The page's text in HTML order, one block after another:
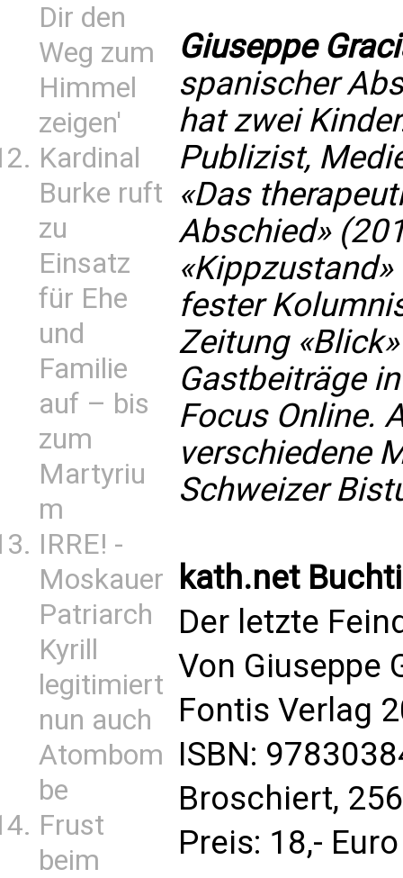
Dir den
Weg zum
Himmel
zeigen'
Kardinal
Burke ruft
zu
Einsatz
für Ehe
und
Familie
auf – bis
zum
Martyriu
m
IRRE! -
Moskauer
Patriarch
Kyrill
legitimiert
nun auch
Atombom
be
Frust
beim
Giuseppe
spanischer
hat zwei
Publizist,
«Das
Abschied»
fester
Zeitung
Gastbeiträge
Focus Online.
verschiedene
Schweizer
kath.net
Der letzte
Von Giuseppe
Fontis Verlag
ISBN:
Broschiert,
Preis: 18,- Euro